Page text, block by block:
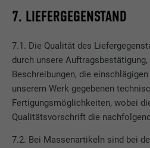
7. LIEFERGEGENSTAND
7.1. Die Qualität des
durch unsere
Beschreibungen, die
unserem Werk gegebenen
Fertigungsmöglichkeiten, wobei
Qualitätsvorschrift die
7.2. Bei Massenartikeln sind bei